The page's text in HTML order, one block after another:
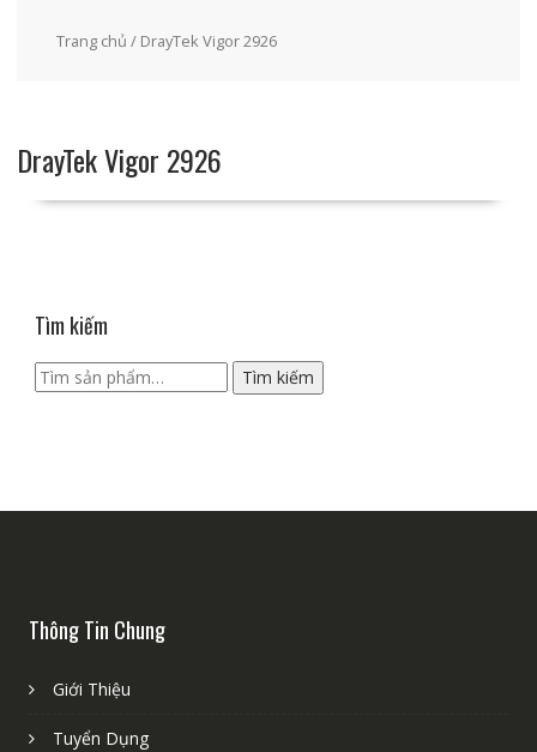
Trang chủ / DrayTek Vigor 2926
DrayTek Vigor 2926
Tìm kiếm
Tìm
kiếm:
Tìm kiếm
Thông Tin Chung
Giới Thiệu
Tuyển Dụng